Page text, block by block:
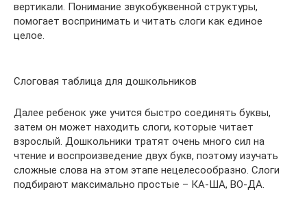
вертикали. Понимание звукобуквенной структуры,
помогает воспринимать и читать слоги как единое
целое.
Слоговая таблица для дошкольников
Далее ребенок уже учится быстро соединять буквы,
затем он может находить слоги, которые читает
взрослый. Дошкольники тратят очень много сил на
чтение и воспроизведение двух букв, поэтому изучать
сложные слова на этом этапе нецелесообразно. Слоги
подбирают максимально простые – КА-ША, ВО-ДА.